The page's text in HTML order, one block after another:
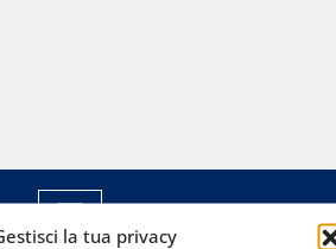
la tua privacy